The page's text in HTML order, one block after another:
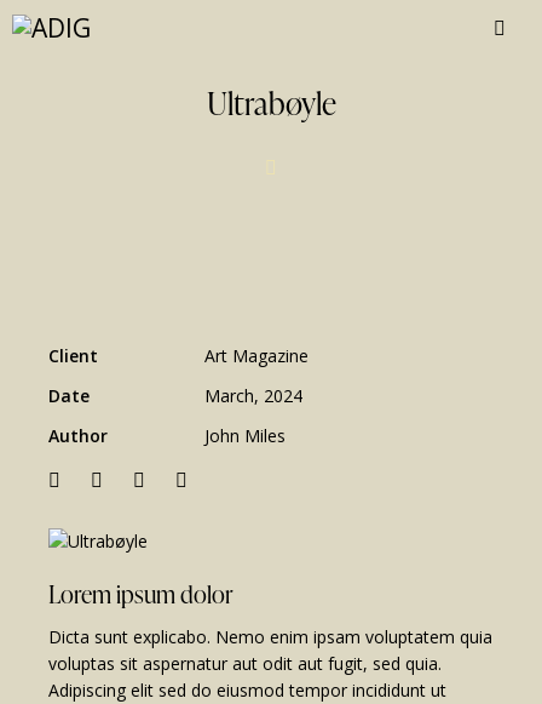
Ultrabøyle
Client
Art Magazine
Date
March, 2024
Author
John Miles
Lorem ipsum dolor
Dicta sunt explicabo. Nemo enim ipsam voluptatem quia
voluptas sit aspernatur aut odit aut fugit, sed quia.
Adipiscing elit sed do eiusmod tempor incididunt ut